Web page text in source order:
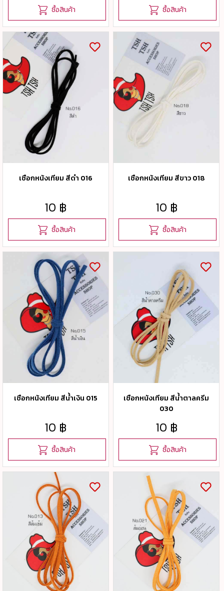
ซื้อสินค้า ซื้อสินค้า
เชือกหนังเทียม สีดำ 016
10 ฿
ซื้อสินค้า
เชือกหนังเทียม สีขาว 018
10 ฿
ซื้อสินค้า
เชือกหนังเทียม สีน้ำเงิน 015
10 ฿
ซื้อสินค้า
เชือกหนังเทียม สีน้ำตาลครีม
030
10 ฿
ซื้อสินค้า